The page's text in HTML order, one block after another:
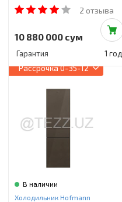
2 отзыва
10 880 000 сум
Гарантия 1 год
Рассрочка0-35-12
В наличии
Холодильник Hofmann